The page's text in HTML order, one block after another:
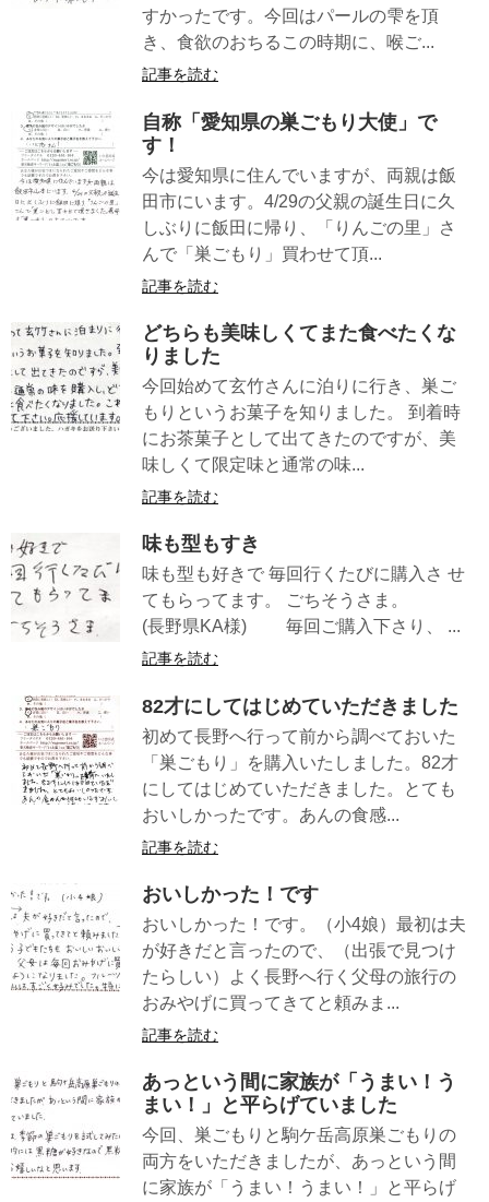
すかったです。今回はパールの雫を頂
き、食欲のおちるこの時期に、喉ご...
記事を読む
自称「愛知県の巣ごもり大使」で
す！
今は愛知県に住んでいますが、両親は飯
田市にいます。4/29の父親の誕生日に久
しぶりに飯田に帰り、「りんごの里」さ
んで「巣ごもり」買わせて頂...
記事を読む
どちらも美味しくてまた食べたくな
りました
今回始めて玄竹さんに泊りに行き、巣ご
もりというお菓子を知りました。 到着時
にお茶菓子として出てきたのですが、美
味しくて限定味と通常の味...
記事を読む
味も型もすき
味も型も好きで 毎回行くたびに購入さ せ
てもらってます。 ごちそうさま。
(長野県KA様) 毎回ご購入下さり、 ...
記事を読む
82才にしてはじめていただきました
初めて長野へ行って前から調べておいた
「巣ごもり」を購入いたしました。82才
にしてはじめていただきました。とても
おいしかったです。あんの食感...
記事を読む
おいしかった！です
おいしかった！です。（小4娘）最初は夫
が好きだと言ったので、（出張で見つけ
たらしい）よく長野へ行く父母の旅行の
おみやげに買ってきてと頼みま...
記事を読む
あっという間に家族が「うまい！う
まい！」と平らげていました
今回、巣ごもりと駒ケ岳高原巣ごもりの
両方をいただきましたが、あっという間
に家族が「うまい！うまい！」と平らげ